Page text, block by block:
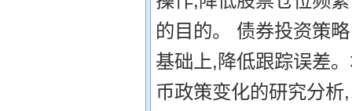
的目的。 债券投资策
基础上,降低跟踪误差
币政策变化的研究分